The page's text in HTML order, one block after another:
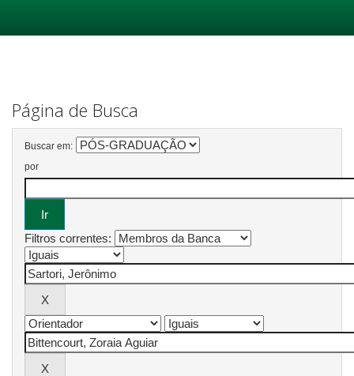
Página de Busca
Buscar em:
por
Filtros correntes: